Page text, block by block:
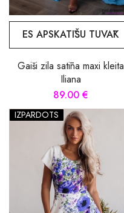
ES APSKATĪŠU TUVĀK
Gaiši zila satīna maxi kleita
Iliana
89.00 €
IZPĀRDOTS